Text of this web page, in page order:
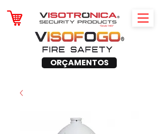
ORÇAMENTOS